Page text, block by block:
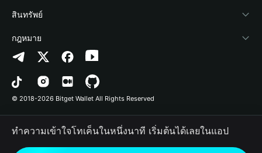
ศูนย์ช่วยเหลือ
ติดต่อเรา
ทรัพยากรข้อมูลของแบรนด์
อาชีพ
Crypto Swap API
Altcoin Season Index
Prediction Markets
DApp
RWA
Bitget Wallet Pay
ลิสต์โปรเจกต์
เทคโนโลยีความปลอดภัย
ซื้อคริปโต
การตรวจจับการอนุญาต
การตรวจจับสัญญา
การโอนเป็นชุด
สินทรัพย์
Arbitrum
Avalanche
Bitcoin
Polygon
กฎหมาย
นโยบายความเป็นส่วนตัว
ข้อตกลงในการใช้บริการ
© 2018-2026 Bitget Wallet All Rights Reserved
ทำความเข้าใจโทเค็นในหนึ่งนาที เริ่มต้นได้เลยในแอป